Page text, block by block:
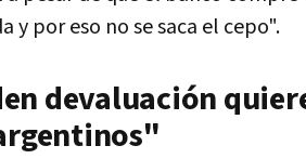
por eso no se saca el cepo".
devaluación